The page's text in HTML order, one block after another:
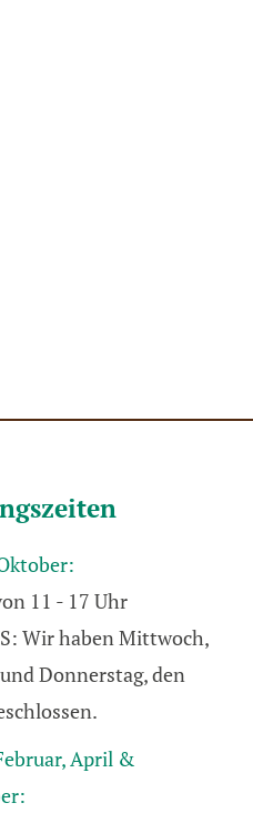
11 - 17 Uhr
Wir haben Mittwoch,
Donnerstag, den
April &